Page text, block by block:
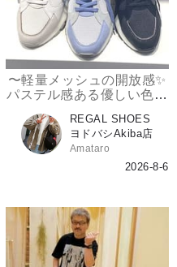
〜軽量メッシュの開放感✨
パステル感ある優しい色合
REGAL SHOES
ヨドバシAkiba店
Amataro
2026-8-6